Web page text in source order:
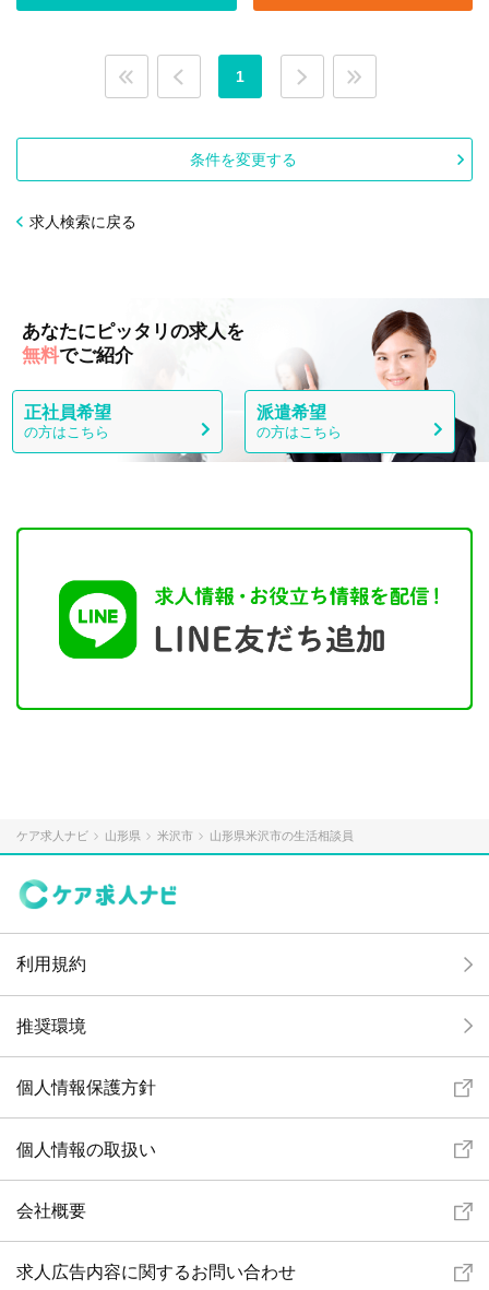
1
条件を変更する
求人検索に戻る
あなたにピッタリの求人を
無料でご紹介
正社員希望
の方はこちら
派遣希望
の方はこちら
ケア求人ナビ 山形県 米沢市 山形県米沢市の生活相談員
利用規約
推奨環境
個人情報保護方針
個人情報の取扱い
会社概要
求人広告内容に関するお問い合わせ